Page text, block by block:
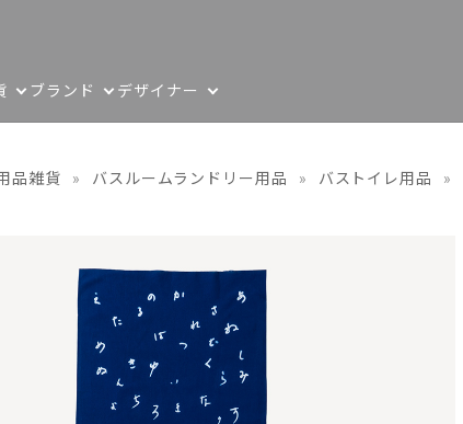
ブランド デザイナー
品雑貨 » バスルームランドリー用品 » バストイレ用品 »